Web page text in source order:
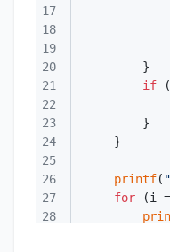
17
18
19
20
21
if
22
23
24
25
26
printf(
27
for (i =
28